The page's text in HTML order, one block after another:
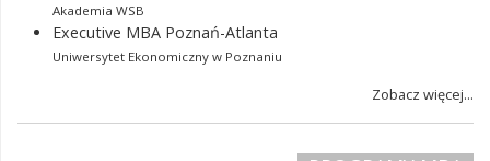
Akademia WSB
Executive MBA Poznań-Atlanta
Uniwersytet Ekonomiczny w Poznaniu
Zobacz więcej...